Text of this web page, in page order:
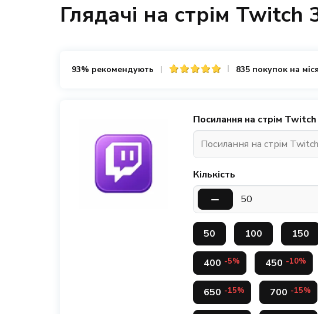
Глядачі на стрім Twitch
93% рекомендують 835 покупок на
Посилання на стрім Twitch
Кількість
50 100 150
400 -5% 450 -10%
650 -15% 700 -15%